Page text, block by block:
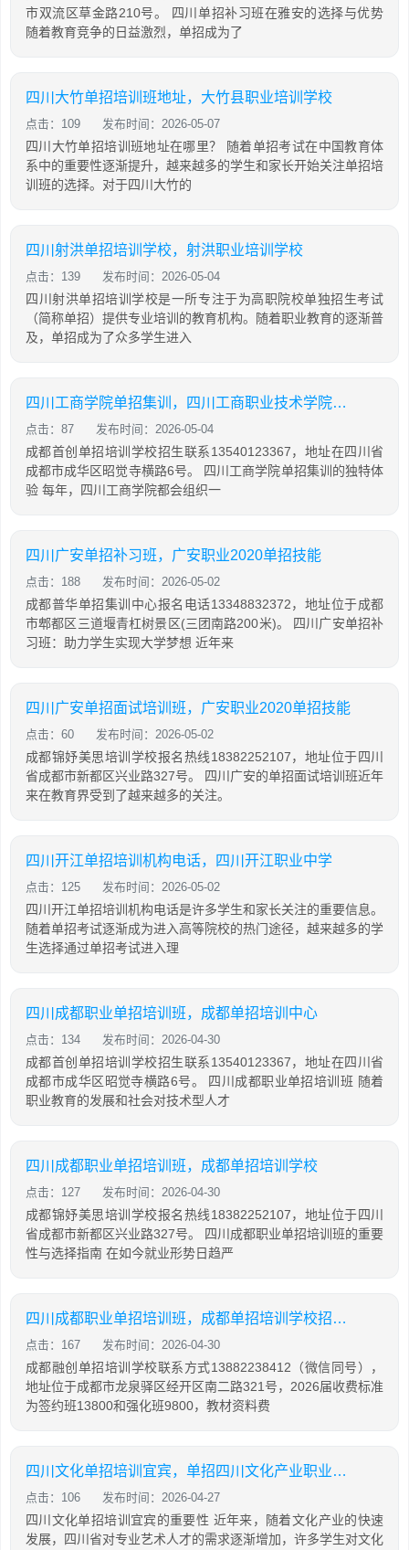
市双流区草金路210号。 四川单招补习班在雅安的选择与优势
随着教育竞争的日益激烈，单招成为了
四川大竹单招培训班地址，大竹县职业培训学校
点击：109 发布时间：2026-05-07
四川大竹单招培训班地址在哪里？ 随着单招考试在中国教育体
系中的重要性逐渐提升，越来越多的学生和家长开始关注单招培
训班的选择。对于四川大竹的
四川射洪单招培训学校，射洪职业培训学校
点击：139 发布时间：2026-05-04
四川射洪单招培训学校是一所专注于为高职院校单独招生考试
（简称单招）提供专业培训的教育机构。随着职业教育的逐渐普
及，单招成为了众多学生进入
四川工商学院单招集训，四川工商职业技术学院2021单招考试大纲
点击：87 发布时间：2026-05-04
成都首创单招培训学校招生联系13540123367，地址在四川省
成都市成华区昭觉寺横路6号。 四川工商学院单招集训的独特体
验 每年，四川工商学院都会组织一
四川广安单招补习班，广安职业2020单招技能
点击：188 发布时间：2026-05-02
成都普华单招集训中心报名电话13348832372，地址位于成都
市郫都区三道堰青杠树景区(三团南路200米)。 四川广安单招补
习班：助力学生实现大学梦想 近年来
四川广安单招面试培训班，广安职业2020单招技能
点击：60 发布时间：2026-05-02
成都锦妤美思培训学校报名热线18382252107，地址位于四川
省成都市新都区兴业路327号。 四川广安的单招面试培训班近年
来在教育界受到了越来越多的关注。
四川开江单招培训机构电话，四川开江职业中学
点击：125 发布时间：2026-05-02
四川开江单招培训机构电话是许多学生和家长关注的重要信息。
随着单招考试逐渐成为进入高等院校的热门途径，越来越多的学
生选择通过单招考试进入理
四川成都职业单招培训班，成都单招培训中心
点击：134 发布时间：2026-04-30
成都首创单招培训学校招生联系13540123367，地址在四川省
成都市成华区昭觉寺横路6号。 四川成都职业单招培训班 随着
职业教育的发展和社会对技术型人才
四川成都职业单招培训班，成都单招培训学校
点击：127 发布时间：2026-04-30
成都锦妤美思培训学校报名热线18382252107，地址位于四川
省成都市新都区兴业路327号。 四川成都职业单招培训班的重要
性与选择指南 在如今就业形势日趋严
四川成都职业单招培训班，成都单招培训学校招生名额
点击：167 发布时间：2026-04-30
成都融创单招培训学校联系方式13882238412（微信同号），
地址位于成都市龙泉驿区经开区南二路321号，2026届收费标准
为签约班13800和强化班9800，教材资料费
四川文化单招培训宜宾，单招四川文化产业职业学院
点击：106 发布时间：2026-04-27
四川文化单招培训宜宾的重要性 近年来，随着文化产业的快速
发展，四川省对专业艺术人才的需求逐渐增加，许多学生对文化